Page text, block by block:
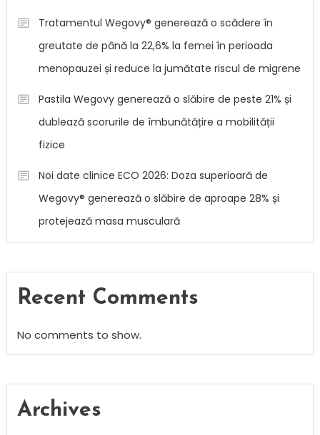
Tratamentul Wegovy® generează o scădere în
greutate de până la 22,6% la femei în perioada
menopauzei și reduce la jumătate riscul de migrene
Pastila Wegovy generează o slăbire de peste 21% și
dublează scorurile de îmbunătățire a mobilității
fizice
Noi date clinice ECO 2026: Doza superioară de
Wegovy® generează o slăbire de aproape 28% și
protejează masa musculară
Recent Comments
No comments to show.
Archives